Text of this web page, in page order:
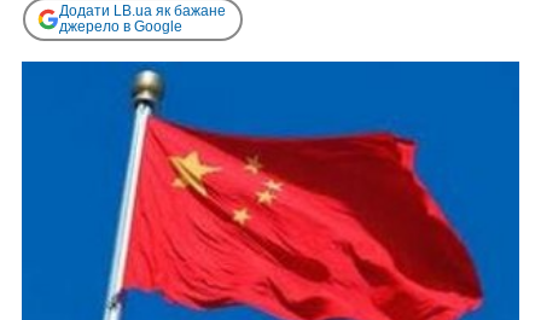
Додати LB.ua як бажане
джерело в Google